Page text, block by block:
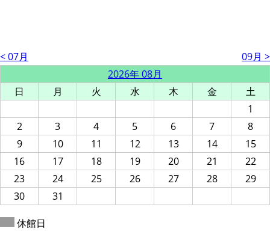
< 07月
09月 >
2026年 08月
日
月 火 水 木 金
土
1
2
3 4 5 6 7
8
9
10 11 12 13 14
15
16
17 18 19 20 21
22
23
24 25 26 27 28
29
30
31
休館日